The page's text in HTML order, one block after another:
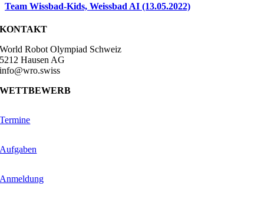
Team Wissbad-Kids, Weissbad AI (13.05.2022)
KONTAKT
World Robot Olympiad Schweiz
5212 Hausen AG
info@wro.swiss
WETTBEWERB
Termine
Aufgaben
Anmeldung